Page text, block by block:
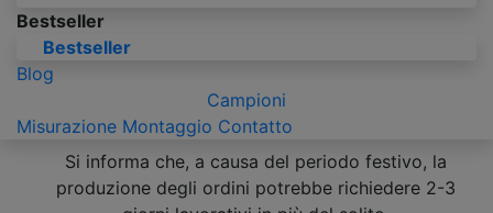
Bestseller
Bestseller
Blog
Campioni
Misurazione Montaggio Contatto
Si informa che, a causa del periodo festivo, la
produzione degli ordini potrebbe richiedere 2-3